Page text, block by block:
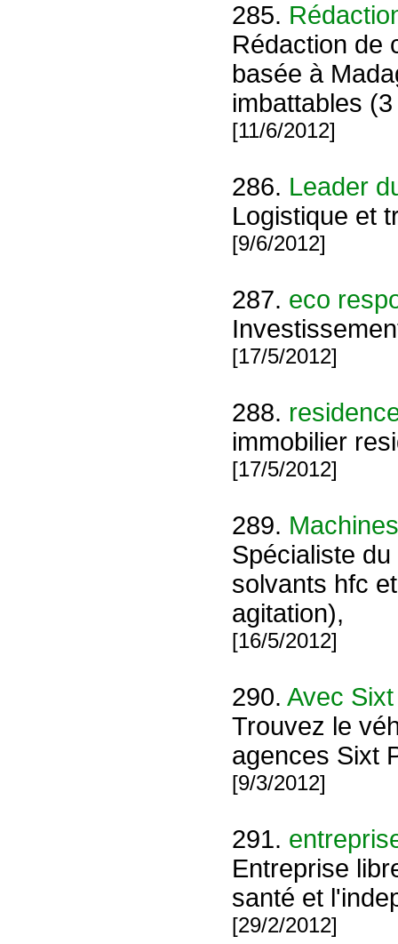
285.
Rédaction de
basée à
imbattables (3
[11/6/2012]
286. Leader
Logistique et
[9/6/2012]
287. eco
[17/5/2012]
288.
immobilier
[17/5/2012]
289.
Spécialiste
solvants hfc
agitation),
[16/5/2012]
290. Avec
Trouvez le
agences Sixt
[9/3/2012]
291.
Entreprise
santé et
[29/2/2012]